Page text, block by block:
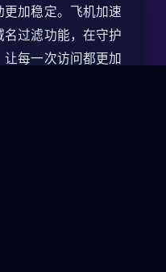
更加稳定。飞机加速
过滤功能，在守护
让每一次访问都更加